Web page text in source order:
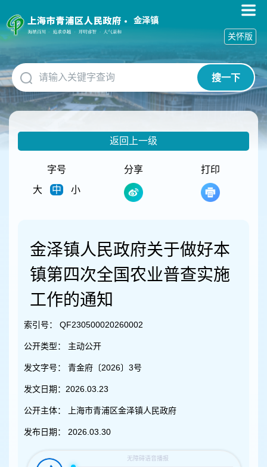
障
碍
作
说
明
跳
到
网
金泽镇
搜一下
关怀版
返回上一级
字号
大
中 小
分享 打印
金泽镇人民政府关于做好本
镇第四次全国农业普查实施
工作的通知
索引号： QF230500020260002
公开类型： 主动公开
发文字号： 青金府〔2026〕3号
发文日期： 2026.03.23
公开主体： 上海市青浦区金泽镇人民政府
发布日期： 2026.03.30